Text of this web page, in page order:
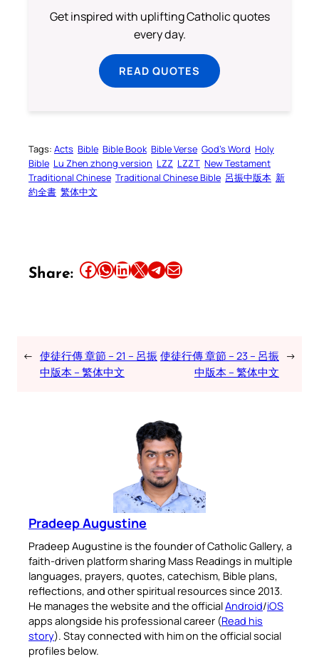
Get inspired with uplifting Catholic quotes
every day.
READ QUOTES
Tags: Acts Bible Bible Book Bible Verse God’s Word Holy
Bible Lu Zhen zhong version LZZ LZZT New Testament
Traditional Chinese Traditional Chinese Bible 呂振中版本 新
約全書 繁体中文
Share: Share this article on Facebook Share this article on WhatsApp Share this article on LinkedIn Share this article on X Share this article on TelegramEmail this Article
← 使徒行傳 章節 – 21 – 呂振
中版本 – 繁体中文
使徒行傳 章節 – 23 – 呂振
中版本 – 繁体中文
→
Pradeep Augustine
Pradeep Augustine is the founder of Catholic Gallery, a
faith-driven platform sharing Mass Readings in multiple
languages, prayers, quotes, catechism, Bible plans,
reflections, and other spiritual resources since 2013.
He manages the website and the officialAndroid/iOS
apps alongside his professional career (Read his
story). Stay connected with him on the official social
profiles below.